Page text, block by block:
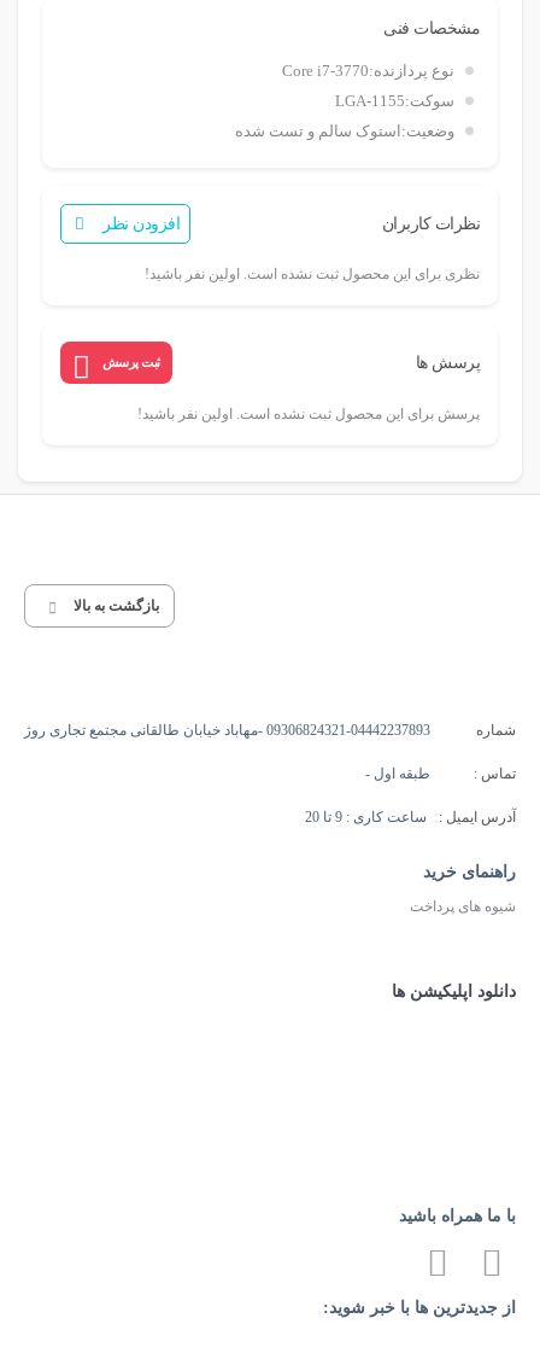
مشخصات فنی
نوع پردازنده:Core i7-3770
سوکت:LGA-1155
وضعیت: استوک سالم و تست شده
نظرات کاربران افزودن نظر
نظری برای این محصول ثبت نشده است. اولین نفر باشید!
پرسش ها ثبت پرسش
پرسش برای این محصول ثبت نشده است. اولین نفر باشید!
بازگشت به بالا
شماره
تماس :
09306824321-04442237893 -مهاباد خیابان طالقانی مجتمع تجاری روژ
طبقه اول -
آدرس ایمیل : ساعت کاری : 9 تا 20
راهنمای خرید
شیوه های پرداخت
دانلود اپلیکیشن ها
از جدیدترین ها با خبر شوید:
با ما همراه باشید